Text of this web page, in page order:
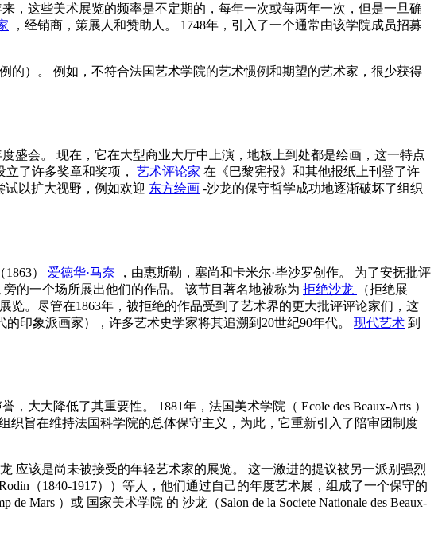
，这些美术展览的频率是不定期的，每年一次或每两年一次，但是一旦确
，经销商，策展人和赞助人。 1748年，引入了一个通常由该学院成员招募
）。 例如，不符合法国艺术学院的艺术惯例和期望的艺术家，很少获得
盛会。 现在，它在大型商业大厅中上演，地板上到处都是绘画，这一特点
了许多奖章和奖项， 艺术评论家 在《巴黎宪报》和其他报纸上刊登了许
以扩大视野，例如欢迎 东方绘画 -沙龙的保守哲学成功地逐渐破坏了组织
1863） 爱德华·马奈 ，由惠斯勒，塞尚和卡米尔·毕沙罗创作。 为了安抚批评
旁的一个场所展出他们的作品。 该节目著名地被称为 拒绝沙龙
（拒绝展
览。尽管在1863年，被拒绝的作品受到了艺术界的更大批评评论家们，这
印象派画家），许多艺术史学家将其追溯到20世纪90年代。 现代艺术 到
誉，大大降低了其重要性。 1881年，法国美术学院（ Ecole des Beaux-Arts ）
织旨在维持法国科学院的总体保守主义，为此，它重新引入了陪审团制度
应该是尚未被接受的年轻艺术家的展览。 这一激进的提议被另一派别强烈
（1840-1917））等人，他们通过自己的年度艺术展，组成了一个保守的
de Mars ）或 国家美术学院 的 沙龙（Salon de la Societe Nationale des Beaux-